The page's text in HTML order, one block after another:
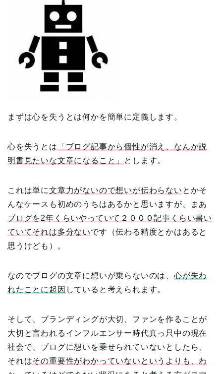
まずは心を失うとは何かを簡単に定義します。
心を失うとは
「ブログ記事から個性が消え、なんか説
明書見たいな文章になること」
とします。
これは単に文章力がないので想いが伝わらない とかそ
んなケースも初めのうちはあるかと思いますが、まあ
ブログを2年くらいやっていて２０００記事くらい書い
ていてそれは多分ないです（伝わる精度とかはあると
思うけども）。
なのでブログの文章に想いが乗らないのは、心が失わ
れたことに起因 していると考えられます。
そして、ブランディングが大切、ファンを作ることが
大切と言われるインフルエンサー時代真っ只中の現在
社会で、ブログに想いを乗せられていないとしたら、
それはその重要性がわかっていないというよりも、わ